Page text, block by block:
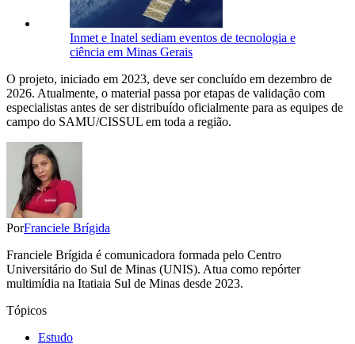
Inmet e Inatel sediam eventos de tecnologia e
ciência em Minas Gerais
O projeto, iniciado em 2023, deve ser concluído em dezembro de
2026. Atualmente, o material passa por etapas de validação com
especialistas antes de ser distribuído oficialmente para as equipes de
campo do SAMU/CISSUL em toda a região.
PorFranciele Brígida
Franciele Brígida é comunicadora formada pelo Centro
Universitário do Sul de Minas (UNIS). Atua como repórter
multimídia na Itatiaia Sul de Minas desde 2023.
Tópicos
Estudo